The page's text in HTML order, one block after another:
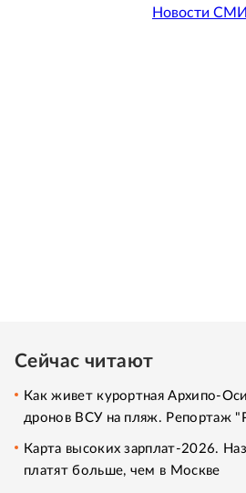
Новости
Сейчас читают
Как живет курортная Архипо-
дронов ВСУ на пляж. Репортаж
Карта высоких зарплат-2026.
платят больше, чем в Москве